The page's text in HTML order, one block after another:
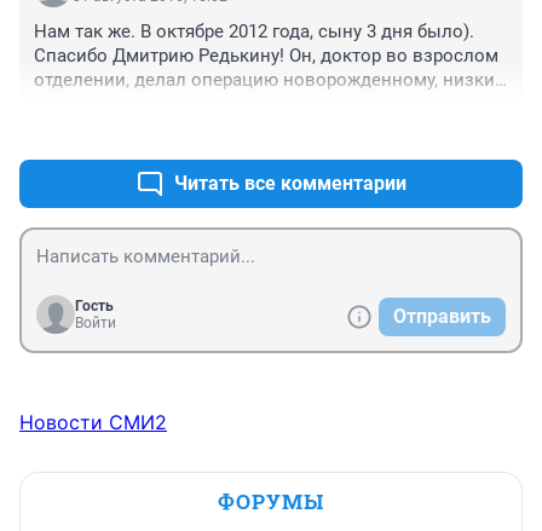
Нам так же. В октябре 2012 года, сыну 3 дня было).
Спасибо Дмитрию Редькину! Он, доктор во взрослом
отделении, делал операцию новорожденному, низкий
Читать все комментарии
Гость
Войти
Отправить
Новости СМИ2
ФОРУМЫ